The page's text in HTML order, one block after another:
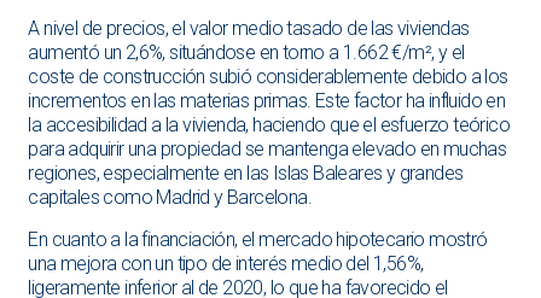
A nivel de precios, el valor medio tasado de las viviendas
aumentó un 2,6%, situándose en torno a 1.662 €/m², y el
coste de construcción subió considerablemente debido a los
incrementos en las materias primas. Este factor ha influido en
la accesibilidad a la vivienda, haciendo que el esfuerzo teórico
para adquirir una propiedad se mantenga elevado en muchas
regiones, especialmente en las Islas Baleares y grandes
capitales como Madrid y Barcelona.
En cuanto a la financiación, el mercado hipotecario mostró
una mejora con un tipo de interés medio del 1,56%,
ligeramente inferior al de 2020, lo que ha favorecido el